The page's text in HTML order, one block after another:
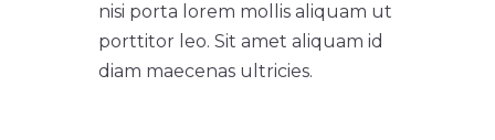
nisi porta lorem mollis aliquam ut
porttitor leo. Sit amet aliquam id
diam maecenas ultricies.